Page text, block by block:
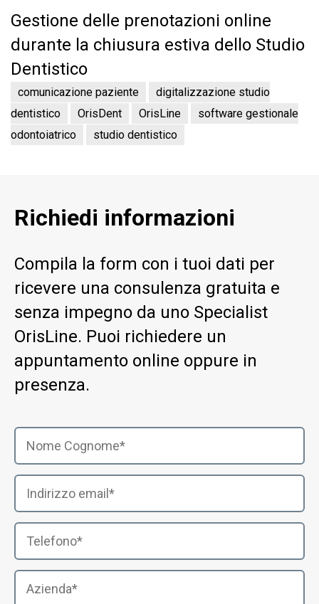
Gestione delle prenotazioni online
durante la chiusura estiva dello Studio
Dentistico
comunicazione paziente
digitalizzazione studio
dentistico
OrisDent OrisLine
software gestionale
odontoiatrico
studio dentistico
Richiedi informazioni
Compila la form con i tuoi dati per
ricevere una consulenza gratuita e
senza impegno da uno Specialist
OrisLine. Puoi richiedere un
appuntamento online oppure in
presenza.